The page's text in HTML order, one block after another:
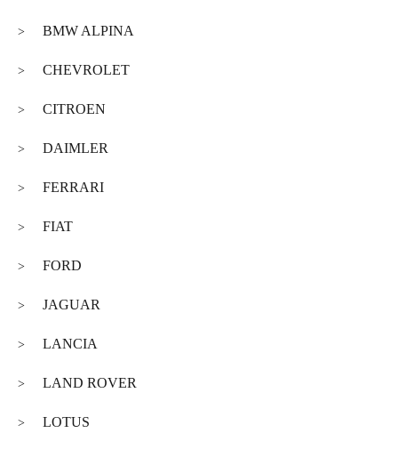
> BMW ALPINA
> CHEVROLET
> CITROEN
> DAIMLER
> FERRARI
> FIAT
> FORD
> JAGUAR
> LANCIA
> LAND ROVER
> LOTUS